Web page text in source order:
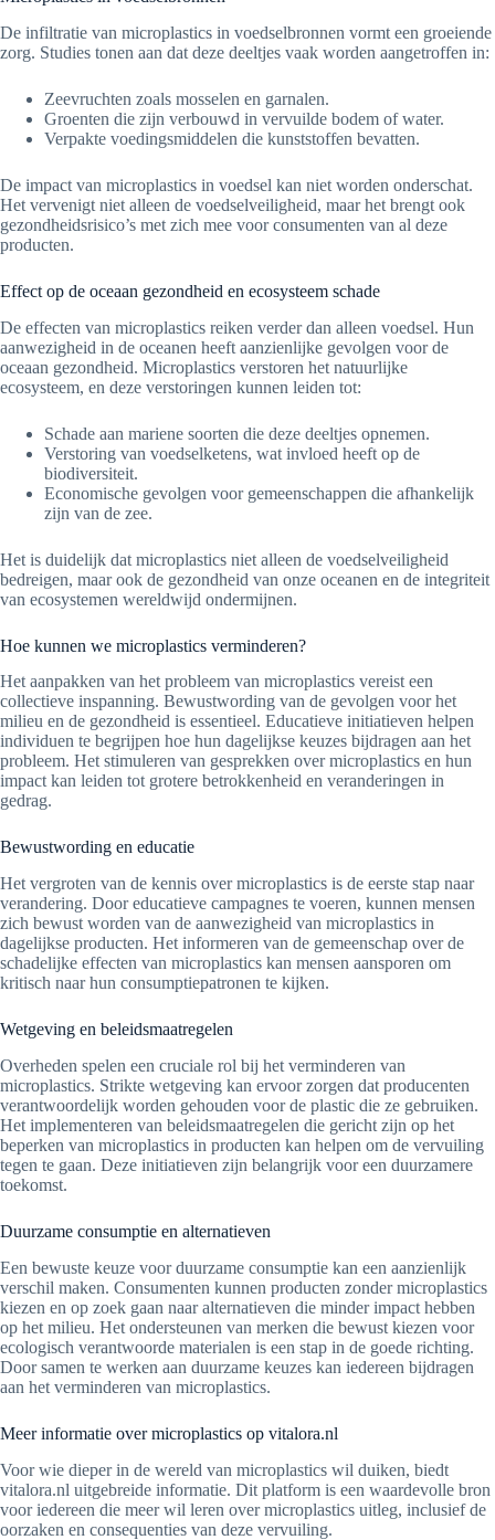
De infiltratie van microplastics in voedselbronnen vormt een groeiende
zorg. Studies tonen aan dat deze deeltjes vaak worden aangetroffen in:
Zeevruchten zoals mosselen en garnalen.
Groenten die zijn verbouwd in vervuilde bodem of water.
Verpakte voedingsmiddelen die kunststoffen bevatten.
De impact van microplastics in voedsel kan niet worden onderschat.
Het vervenigt niet alleen de voedselveiligheid, maar het brengt ook
gezondheidsrisico’s met zich mee voor consumenten van al deze
producten.
Effect op de oceaan gezondheid en ecosysteem schade
De effecten van microplastics reiken verder dan alleen voedsel. Hun
aanwezigheid in de oceanen heeft aanzienlijke gevolgen voor de
oceaan gezondheid. Microplastics verstoren het natuurlijke
ecosysteem, en deze verstoringen kunnen leiden tot:
Schade aan mariene soorten die deze deeltjes opnemen.
Verstoring van voedselketens, wat invloed heeft op de
biodiversiteit.
Economische gevolgen voor gemeenschappen die afhankelijk
zijn van de zee.
Het is duidelijk dat microplastics niet alleen de voedselveiligheid
bedreigen, maar ook de gezondheid van onze oceanen en de integriteit
van ecosystemen wereldwijd ondermijnen.
Hoe kunnen we microplastics verminderen?
Het aanpakken van het probleem van microplastics vereist een
collectieve inspanning. Bewustwording van de gevolgen voor het
milieu en de gezondheid is essentieel. Educatieve initiatieven helpen
individuen te begrijpen hoe hun dagelijkse keuzes bijdragen aan het
probleem. Het stimuleren van gesprekken over microplastics en hun
impact kan leiden tot grotere betrokkenheid en veranderingen in
gedrag.
Bewustwording en educatie
Het vergroten van de kennis over microplastics is de eerste stap naar
verandering. Door educatieve campagnes te voeren, kunnen mensen
zich bewust worden van de aanwezigheid van microplastics in
dagelijkse producten. Het informeren van de gemeenschap over de
schadelijke effecten van microplastics kan mensen aansporen om
kritisch naar hun consumptiepatronen te kijken.
Wetgeving en beleidsmaatregelen
Overheden spelen een cruciale rol bij het verminderen van
microplastics. Strikte wetgeving kan ervoor zorgen dat producenten
verantwoordelijk worden gehouden voor de plastic die ze gebruiken.
Het implementeren van beleidsmaatregelen die gericht zijn op het
beperken van microplastics in producten kan helpen om de vervuiling
tegen te gaan. Deze initiatieven zijn belangrijk voor een duurzamere
toekomst.
Duurzame consumptie en alternatieven
Een bewuste keuze voor duurzame consumptie kan een aanzienlijk
verschil maken. Consumenten kunnen producten zonder microplastics
kiezen en op zoek gaan naar alternatieven die minder impact hebben
op het milieu. Het ondersteunen van merken die bewust kiezen voor
ecologisch verantwoorde materialen is een stap in de goede richting.
Door samen te werken aan duurzame keuzes kan iedereen bijdragen
aan het verminderen van microplastics.
Meer informatie over microplastics op vitalora.nl
Voor wie dieper in de wereld van microplastics wil duiken, biedt
vitalora.nl uitgebreide informatie. Dit platform is een waardevolle bron
voor iedereen die meer wil leren over microplastics uitleg, inclusief de
oorzaken en consequenties van deze vervuiling.